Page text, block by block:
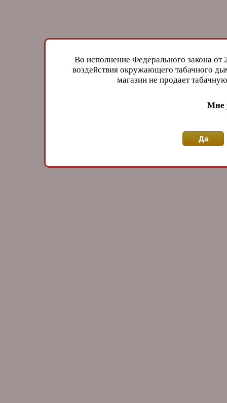
Во исполнение Федерального закона
воздействия окружающего табачного
магазин не продает
Мне
Да